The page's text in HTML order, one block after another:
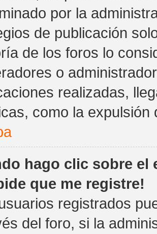
por la
de publicación
de los foros lo
o
realizadas,
como la expulsión
hago clic sobre el
que me registre!
registrados
del foro, si la